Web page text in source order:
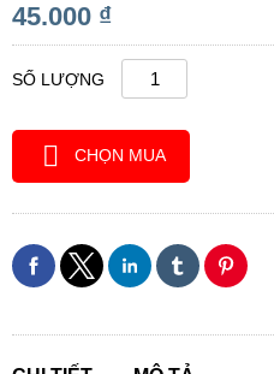
45.000 ₫
SỐ LƯỢNG
CHỌN MUA